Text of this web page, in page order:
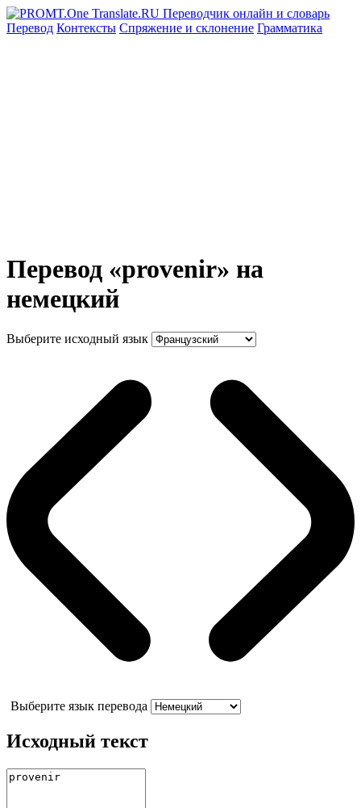
Перевод Контексты Спряжение и склонение Грамматика
Перевод «provenir» на
немецкий
Выберите исходный язык
Выберите язык перевода
Исходный текст